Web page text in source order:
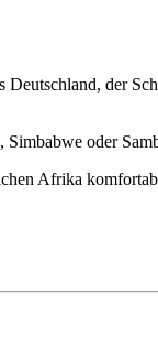
der
oder
Afrika